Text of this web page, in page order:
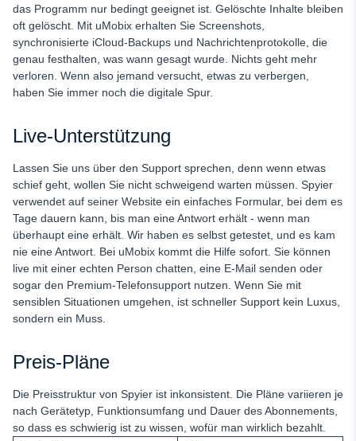
das Programm nur bedingt geeignet ist. Gelöschte Inhalte bleiben
oft gelöscht. Mit uMobix erhalten Sie Screenshots,
synchronisierte iCloud-Backups und Nachrichtenprotokolle, die
genau festhalten, was wann gesagt wurde. Nichts geht mehr
verloren. Wenn also jemand versucht, etwas zu verbergen,
haben Sie immer noch die digitale Spur.
Live-Unterstützung
Lassen Sie uns über den Support sprechen, denn wenn etwas
schief geht, wollen Sie nicht schweigend warten müssen. Spyier
verwendet auf seiner Website ein einfaches Formular, bei dem es
Tage dauern kann, bis man eine Antwort erhält - wenn man
überhaupt eine erhält. Wir haben es selbst getestet, und es kam
nie eine Antwort. Bei uMobix kommt die Hilfe sofort. Sie können
live mit einer echten Person chatten, eine E-Mail senden oder
sogar den Premium-Telefonsupport nutzen. Wenn Sie mit
sensiblen Situationen umgehen, ist schneller Support kein Luxus,
sondern ein Muss.
Preis-Pläne
Die Preisstruktur von Spyier ist inkonsistent. Die Pläne variieren je
nach Gerätetyp, Funktionsumfang und Dauer des Abonnements,
so dass es schwierig ist zu wissen, wofür man wirklich bezahlt.